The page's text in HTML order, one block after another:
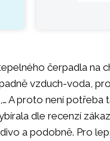
čerpadla na
vzduch-voda,
A proto není potřeba
dle recenzí
a podobně. Pro